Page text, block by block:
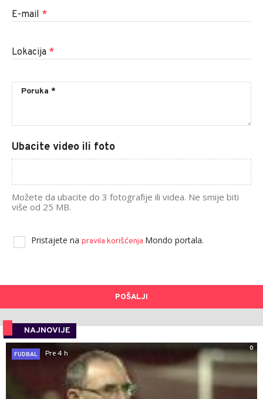
E-mail *
Lokacija *
Ubacite video ili foto
Možete da ubacite do 3 fotografije ili videa. Ne smije biti
više od 25 MB.
Pristajete na pravila korišćenja Mondo portala.
POŠALJI
NAJNOVIJE
0
FUDBAL
Pre 4 h